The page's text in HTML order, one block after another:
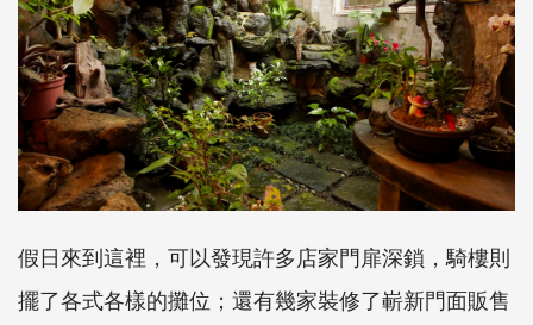
假日來到這裡，可以發現許多店家門扉深鎖，騎樓則
擺了各式各樣的攤位；還有幾家裝修了嶄新門面販售